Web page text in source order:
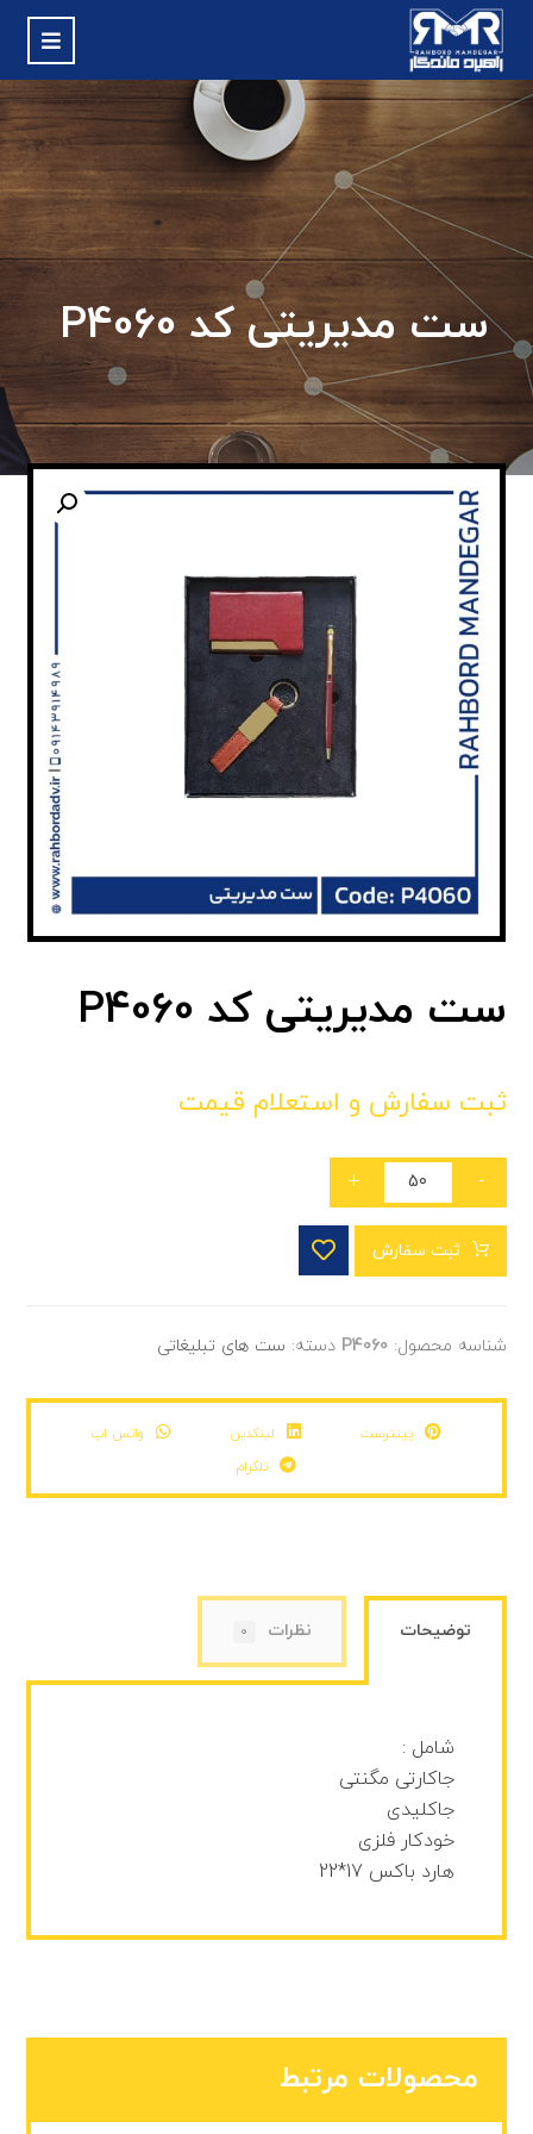
ست مدیریتی کد P4060
ست مدیریتی کد P4060
ثبت سفارش و استعلام قیمت
-
+
ثبت سفارش
شناسه محصول:P4060 دسته: ست های تبلیغاتی
پینترست لینکدین
واتس اپ
تلگرام
توضیحات نظرات 0
شامل :
جاکارتی مگنتی
جاکلیدی
خودکار فلزی
هارد باکس 17*22
محصولات مرتبط